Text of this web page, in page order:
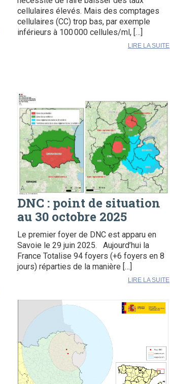
cellulaires élevés. Mais des comptages
cellulaires (CC) trop bas, par exemple
inférieurs à 100 000 cellules/ml, […]
LIRE LA SUITE
DNC : point de situation
au 30 octobre 2025
Le premier foyer de DNC est apparu en
Savoie le 29 juin 2025. Aujourd’hui la
France Totalise 94 foyers (+6 foyers en 8
jours) réparties de la manière […]
LIRE LA SUITE